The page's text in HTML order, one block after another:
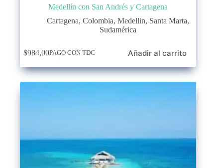
Medellín con San Andrés y Cartagena
Cartagena,Colombia,Medellin, Santa Marta,
Sudamérica
$984,00PAGO CON TDC Añadir al carrito